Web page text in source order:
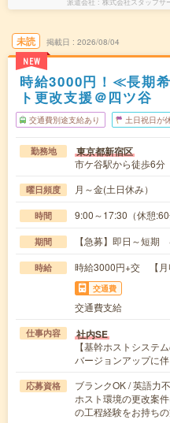
派遣会社 株式会社スタッフ
未読
NEW
掲載日 2026/08/04
時給3000円！≪長期
ト更改支援＠四ツ谷
交通費別途支給あり 土日祝日が
勤務地 東京都新宿区
市ケ谷駅から徒歩6分
曜日頻度 月～金(土日休み）
時間 9:00～17:30（休憩:60
期間 【急募】即日～短期
時給 時給3000円+交 【月
交通費
交通費支給
仕事内容 社内SE
【基幹ホストシステ
バージョンアップに
応募資格
ブランクOK / 英語力
ホスト環境の更改案
の工程経験をお持ち